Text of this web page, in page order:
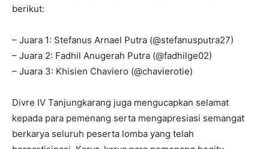
berikut:
– Juara 1: Stefanus Arnael Putra (@stefanusputra27)
– Juara 2: Fadhil Anugerah Putra (@fadhilge02)
– Juara 3: Khisien Chaviero (@chavierotie)
Divre IV Tanjungkarang juga mengucapkan selamat
kepada para pemenang serta mengapresiasi semangat
berkarya seluruh peserta lomba yang telah